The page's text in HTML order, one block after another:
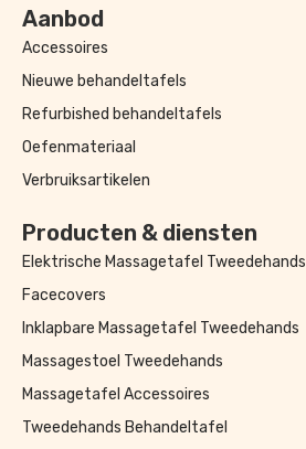
Aanbod
Accessoires
Nieuwe behandeltafels
Refurbished behandeltafels
Oefenmateriaal
Verbruiksartikelen
Producten & diensten
Elektrische Massagetafel Tweedehands
Facecovers
Inklapbare Massagetafel Tweedehands
Massagestoel Tweedehands
Massagetafel Accessoires
Tweedehands Behandeltafel